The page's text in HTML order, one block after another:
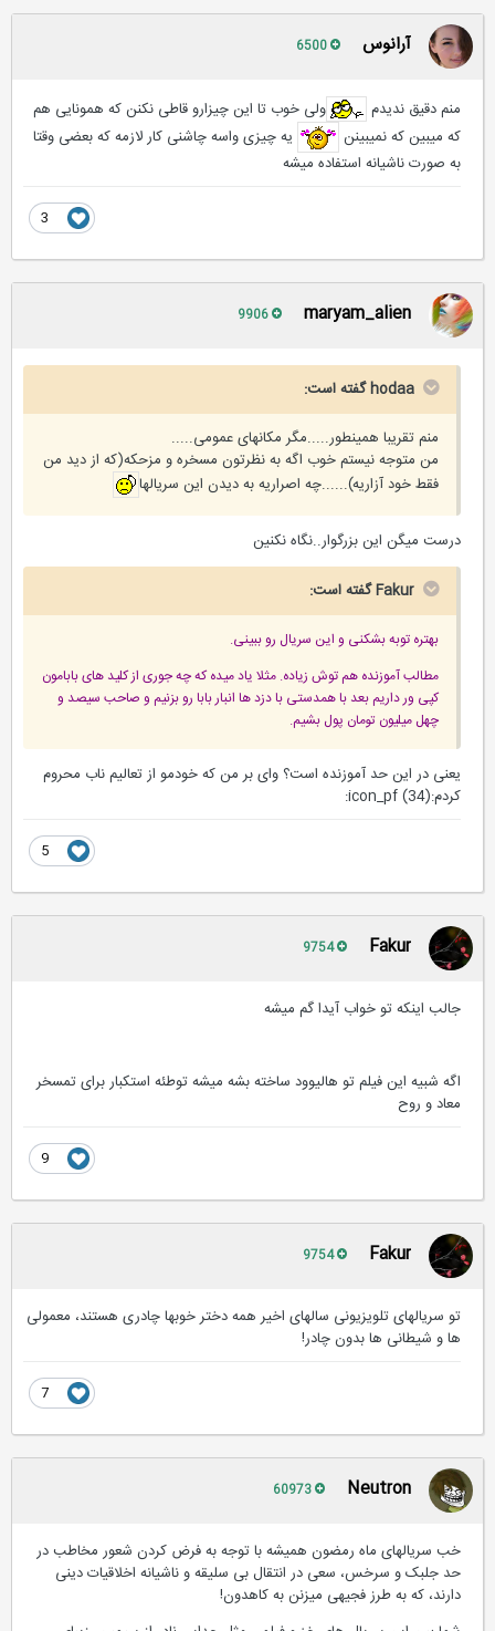
آرانوس
منم دقیق ندیدم
ولی خوب تا این چیزارو قاطی نکنن که همونایی هم
که میبین که نمیبینن
یه چیزی واسه چاشنی کار لازمه که بعضی وقتا
به صورت ناشیانه استفاده میشه
maryam_alien
hodaa گفته است:
منم تقریبا همینطور.....مگر مکانهای عمومی.....
من متوجه نیستم خوب اگه به نظرتون مسخره و مزحکه(که از دید من
فقط خود آزاریه)......چه اصراریه به دیدن این سریالها
درست میگن این بزرگوار..نگاه نکنین
Fakur گفته است:
بهتره توبه بشکنی و این سریال رو ببینی.
مطالب آموزنده هم توش زیاده. مثلا یاد میده که چه جوری از کلید های بابامون
کپی ور داریم بعد با همدستی با دزد ها انبار بابا رو بزنیم و صاحب سیصد و
چهل میلیون تومان پول بشیم.
یعنی در این حد آموزنده است؟ وای بر من که خودمو از تعالیم ناب محروم
کردم:icon_pf (34):
Fakur
جالب اینكه تو خواب آیدا گم میشه
اگه شبیه این فیلم تو هالیوود ساخته بشه میشه توطئه استكبار برای تمسخر
معاد و روح
Fakur
تو سریالهای تلویزیونی سالهای اخیر همه دختر خوبها چادری هستند، معمولی
ها و شیطانی ها بدون چادر!
Neutron
خب سریالهای ماه رمضون همیشه با توجه به فرض کردن شعور مخاطب در
حد جلبک و سرخس، سعی در انتقال بی سلیقه و ناشیانه اخلاقیات دینی
دارند، که به طرز فجیهی میزنن به کاهدون!